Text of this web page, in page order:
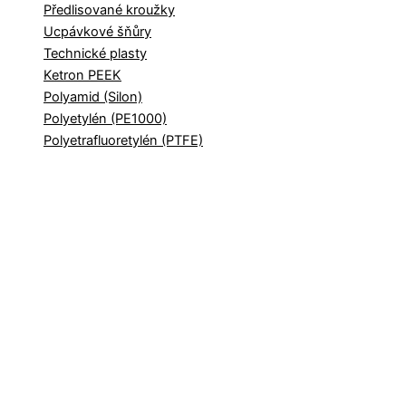
Předlisované kroužky
Ucpávkové šňůry
Technické plasty
Ketron PEEK
Polyamid (Silon)
Polyetylén (PE1000)
Polyetrafluoretylén (PTFE)